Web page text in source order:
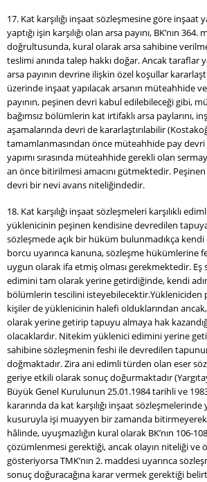
17. Kat karşılığı inşaat sözleşmesine göre
yaptığı işin karşılığı olan arsa payını, BK’nın
doğrultusunda, kural olarak arsa sahibine
teslimi anında talep hakkı doğar. Ancak taraflar
arsa payının devrine ilişkin özel koşullar
üzerinde inşaat yapılacak arsanın müteahhide
payının, peşinen devri kabul edilebileceği gibi,
bağımsız bölümlerin kat irtifaklı arsa paylarını,
aşamalarında devri de kararlaştırılabilir
tamamlanmasından önce müteahhide pay devri
yapımı sırasında müteahhide gerekli olan
an önce bitirilmesi amacını gütmektedir.
devri bir nevi avans niteliğindedir.
18. Kat karşılığı inşaat sözleşmeleri karşılıklı
yüklenicinin peşinen kendisine devredilen
sözleşmede açık bir hüküm bulunmadıkça
borcu uyarınca kanuna, sözleşme hükümlerine
uygun olarak ifa etmiş olması gerekmektedir. Eş
edimini tam olarak yerine getirdiğinde, kendi
bölümlerin tescilini isteyebilecektir.Yükleniciden
kişiler de yüklenicinin halefi olduklarından
olarak yerine getirip tapuyu almaya hak
olacaklardır. Nitekim yüklenici edimini yerine
sahibine sözleşmenin feshi ile devredilen
doğmaktadır. Zira ani edimli türden olan eser
geriye etkili olarak sonuç doğurmaktadır
Büyük Genel Kurulunun 25.01.1984 tarihli ve
kararında da kat karşılığı inşaat
kusuruyla işi muayyen bir zamanda
hâlinde, uyuşmazlığın kural olarak BK’nın 106-
çözümlenmesi gerektiği, ancak olayın niteliği ve
gösteriyorsa TMK’nın 2. maddesi uyarınca
sonuç doğuracağına karar vermek gerektiği